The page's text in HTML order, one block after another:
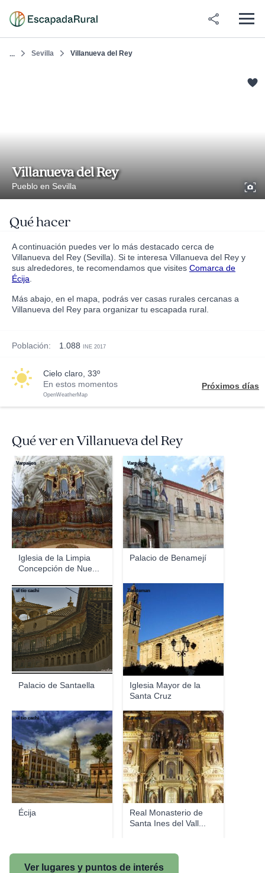
... Sevilla Villanueva del Rey
Villanueva del Rey
Pueblo en Sevilla
Qué hacer
A continuación puedes ver lo más destacado cerca de
Villanueva del Rey (Sevilla). Si te interesa Villanueva del Rey y
sus alrededores, te recomendamos que visites Comarca de
Écija
Más abajo, en el mapa, podrás ver casas rurales cercanas a
Villanueva del Rey para organizar tu escapada rural.
Población: 1.088 INE 2017
cielo claro, 33º
En estos momentos
OpenWeatherMap
Próximos días
Qué ver en Villanueva del Rey
Iglesia de la Limpia
Concepción de Nue...
Varpaijos
Palacio de Benamejí
Varpaijos
Palacio de Santaella
el tio cachi
Iglesia Mayor de la
Santa Cruz
Zarateman
Écija
el tio cachi
Real Monasterio de
Santa Ines del Vall...
Zarateman
Ver lugares y puntos de interés